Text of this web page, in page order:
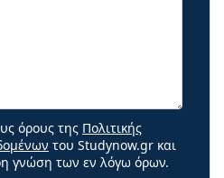
όρους της Πολιτικής
του Studynow.gr και
γνώση των εν λόγω όρων.